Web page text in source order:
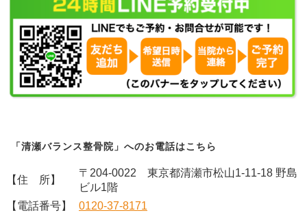
「清瀬バランス整骨院」へのお電話はこちら
【住 所】
〒204-0022 東京都清瀬市松山1-11-18 野島
ビル1階
【電話番号】
0120-37-8171